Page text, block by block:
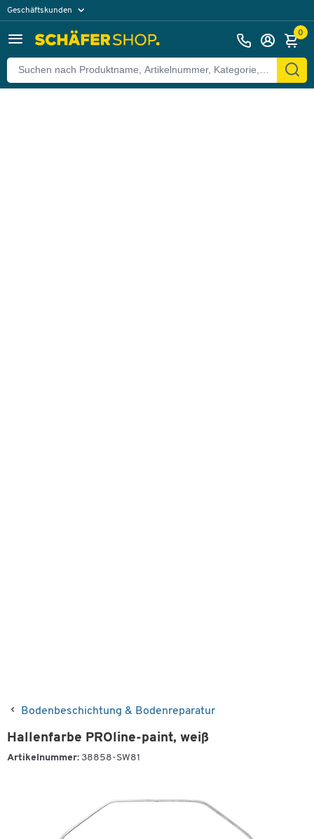
Geschäftskunden
0
Bodenbeschichtung & Bodenreparatur
Hallenfarbe PROline-paint, weiß
Artikelnummer: 38858-SW81
Zurück